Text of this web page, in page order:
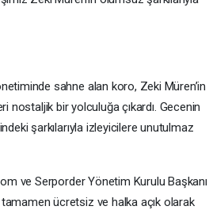
sahne alan koro, Zeki Müren’in
nostaljik bir yolculuğa çıkardı. Gecenin
şarkılarıyla izleyicilere unutulmaz
ve Serporder Yönetim Kurulu Başkanı
ücretsiz ve halka açık olarak